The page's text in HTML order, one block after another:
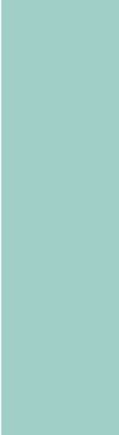
Die Bastei Lübbe AG
Köln, der auf die
eBooks mit
spezialisiert ist. Zum
auch die periodisch
insgesamt fünfzehn
derzeit mehrere
sowie Kinder- und
Segment der
Jahren einer der
Lübbe unter anderem
eBooks
Mit einem
(Geschäftsjahr 2021/
größten
Deutschland. Seit 2013
Prime Standard der
A1X3YY, ISIN
unter www.luebbe.de zu
Leiterin Presse- und